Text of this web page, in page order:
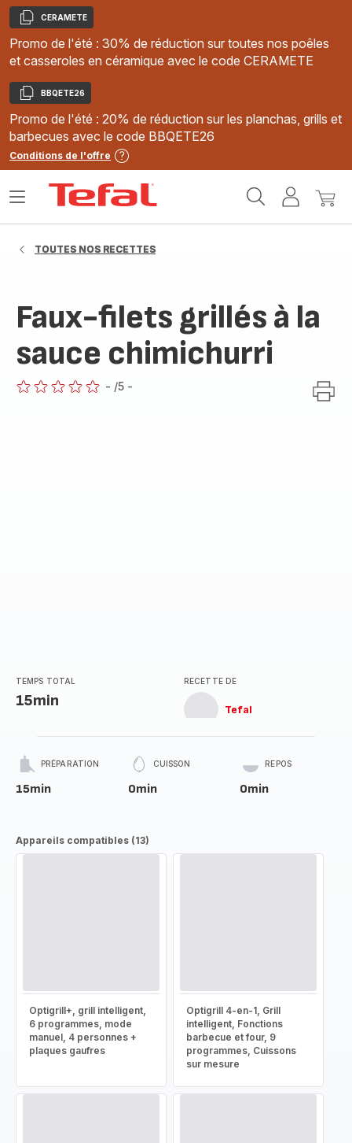
Copier
CERAMETE
Promo de l'été : 30% de réduction sur toutes nos poêles
et casseroles en céramique avec le code CERAMETE
Copier
BBQETE26
Promo de l'été : 20% de réduction sur les planchas, grills et
barbecues avec le code BBQETE26
Conditions de l'offre
MonMon
Ouvrir
TOUTES NOS RECETTES
Faux-filets grillés à la
sauce chimichurri
- /5 -
TEMPS TOTAL
15min
RECETTE DE
Tefal
PRÉPARATION
15min
CUISSON
0min
REPOS
0min
Appareils compatibles (13)
Optigrill+, grill intelligent,
6 programmes, mode
manuel, 4 personnes +
plaques gaufres
Optigrill 4-en-1, Grill
intelligent, Fonctions
barbecue et four, 9
programmes, Cuissons
sur mesure